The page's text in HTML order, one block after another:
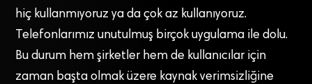
hiç kullanmıyoruz ya da çok az kullanıyoruz.
Telefonlarımız unutulmuş birçok uygulama ile dolu.
Bu durum hem şirketler hem de kullanıcılar için
zaman başta olmak üzere kaynak verimsizliğine